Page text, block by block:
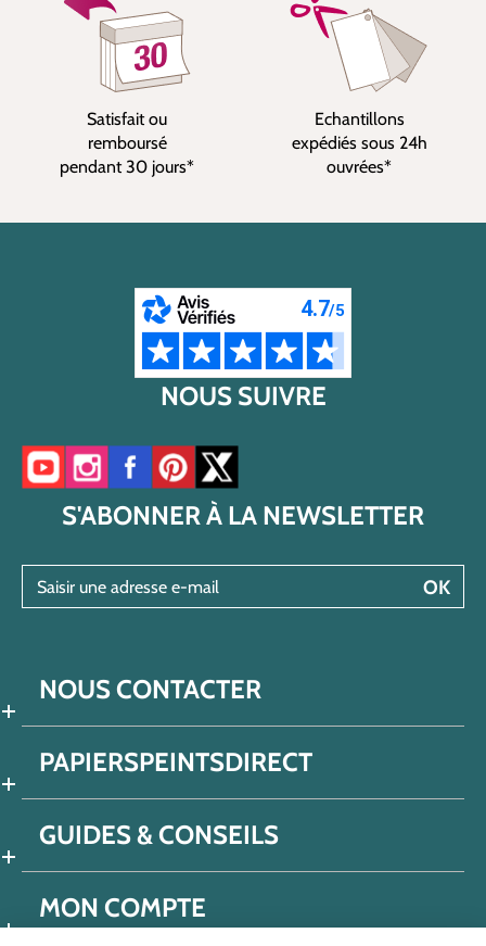
Satisfait ou
remboursé
pendant 30 jours*
Echantillons
expédiés sous 24h
ouvrées*
NOUS SUIVRE
Accéder à notre chaîne YouTube
Accéder à notre compte Instagram
Accéder à notre page Facebook
Accéder à notre compte Pinterest
Accéder à notre compte Twitter/X
S'ABONNER À LA NEWSLETTER
OK
NOUS CONTACTER
PAPIERSPEINTSDIRECT
GUIDES & CONSEILS
MON COMPTE